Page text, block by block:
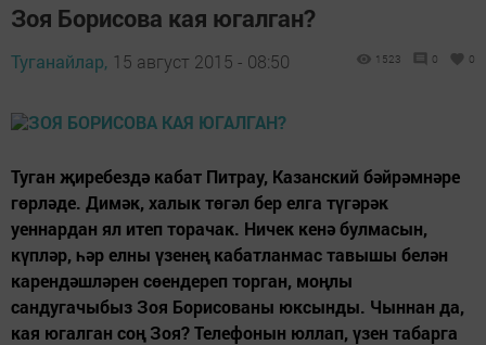
Зоя Борисова кая югалган?
Туганайлар, 15 август 2015 - 08:50 1523 0 0
Туган җиребездә кабат Питрау, Казанский бәйрәмнәре
гөрләде. Димәк, халык төгәл бер елга түгәрәк
уеннардан ял итеп торачак. Ничек кенә булмасын,
күпләр, һәр елны үзенең кабатланмас тавышы белән
карендәшләрен сөендереп торган, моңлы
сандугачыбыз Зоя Борисованы юксынды. Чыннан да,
кая югалган соң Зоя? Телефонын юллап, үзен табарга